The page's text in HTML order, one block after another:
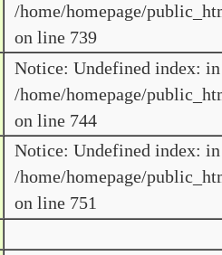
/home/homepage/
on line 739
Notice: Undefined index: in
/home/homepage/
on line 744
Notice: Undefined index: in
/home/homepage/
on line 751